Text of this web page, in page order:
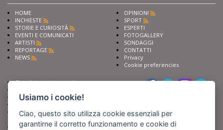
HOME
INCHIESTE
STORIE E CURIOSITÀ
EVENTI E COMUNICATI
ARTISTI
REPORTAGE
NEWS
OPINIONI
SPORT
ESPERTI
FOTOGALLERY
SONDAGGI
CONTATTI
Privacy
Cookie preferencies
Chiedi ai nostri esperti
Fai pubblicità con noi
Iscriviti al nostro corso di
giornalismo
Compra i nostri libri
Usiamo i cookie!
Ciao, questo sito utilizza cookie essenziali per
garantirne il corretto funzionamento e cookie di